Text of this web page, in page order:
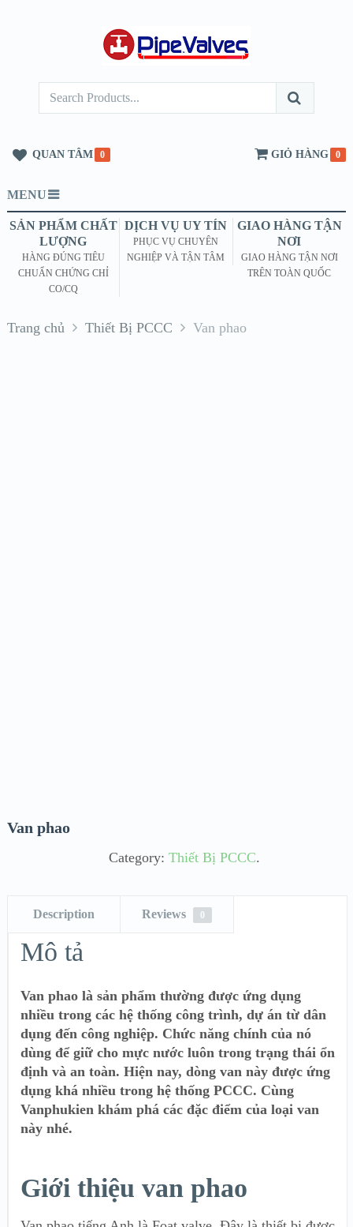
QUAN TÂM 0 GIỎ HÀNG 0
MENU
SẢN PHẨM CHẤT
LƯỢNG
HÀNG ĐÚNG TIÊU
CHUẨN CHỨNG CHỈ
CO/CQ
DỊCH VỤ UY TÍN
PHỤC VỤ CHUYÊN
NGHIỆP VÀ TẬN TÂM
GIAO HÀNG TẬN
NƠI
GIAO HÀNG TẬN NƠI
TRÊN TOÀN QUỐC
Trang chủ Thiết Bị PCCC Van phao
Van phao
Category: Thiết Bị PCCC.
Description Reviews 0
Mô tả
Van phao là sản phẩm thường được ứng dụng
nhiều trong các hệ thống công trình, dự án từ dân
dụng đến công nghiệp. Chức năng chính của nó
dùng để giữ cho mực nước luôn trong trạng thái ổn
định và an toàn. Hiện nay, dòng van này được ứng
dụng khá nhiều trong hệ thống PCCC. Cùng
Vanphukien khám phá các đặc điểm của loại van
này nhé.
Giới thiệu van phao